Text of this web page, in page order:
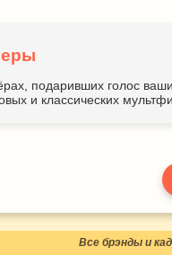
подаривших голос
и классических
Все брэнды и